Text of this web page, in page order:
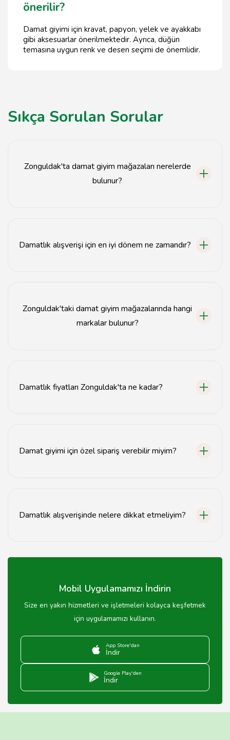
önerilir?
Damat giyimi için kravat, papyon, yelek ve ayakkabı
gibi aksesuarlar önerilmektedir. Ayrıca, düğün
temasına uygun renk ve desen seçimi de önemlidir.
Sıkça Sorulan Sorular
Zonguldak'ta damat giyim mağazaları nerelerde
bulunur?
Damatlık alışverişi için en iyi dönem ne zamandır?
Zonguldak'taki damat giyim mağazalarında hangi
markalar bulunur?
Damatlık fiyatları Zonguldak'ta ne kadar?
Damat giyimi için özel sipariş verebilir miyim?
Damatlık alışverişinde nelere dikkat etmeliyim?
fiyat aralığına dikkat etmelisiniz.
Mobil Uygulamamızı İndirin
Size en yakın hizmetleri ve işletmeleri kolayca keşfetmek
için uygulamamızı kullanın.
App Store'dan
İndir
Google Play'den
İndir